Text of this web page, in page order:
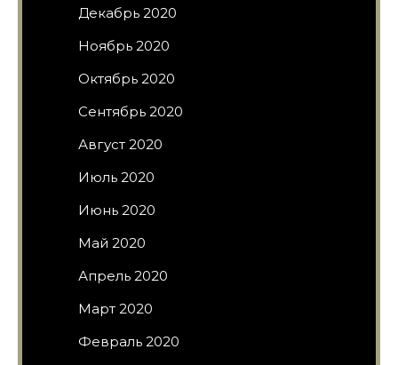
Декабрь 2020
Ноябрь 2020
Октябрь 2020
Сентябрь 2020
Август 2020
Июль 2020
Июнь 2020
Май 2020
Апрель 2020
Март 2020
Февраль 2020